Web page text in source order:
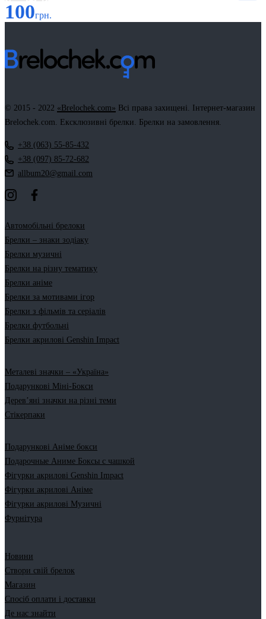
100грн.
© 2015 - 2022 «Brelochek.com» Всі права захищені. Інтернет-магазин
Brelochek.com. Ексклюзивні брелки. Брелки на замовлення.
+38 (063) 55-85-432
+38 (097) 85-72-682
allbum20@gmail.com
Автомобільні брелоки
Брелки – знаки зодіаку
Брелки музичні
Брелки на різну тематику
Брелки аніме
Брелки за мотивами ігор
Брелки з фільмів та серіалів
Брелки футбольні
Брелки акрилові Genshin Impact
Металеві значки – «Україна»
Подарункові Міні-Бокси
Дерев’яні значки на різні теми
Стікерпаки
Подарункові Аніме бокси
Подарочные Аниме Боксы с чашкой
Фігурки акрилові Genshin Impact
Фігурки акрилові Аніме
Фігурки акрилові Музичні
Фурнітура
Новини
Створи свій брелок
Магазин
Спосіб оплати і доставки
Де нас знайти